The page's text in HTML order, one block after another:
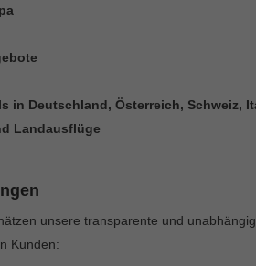
in Deutschland, Österreich, Schweiz,
Landausflüge
unsere transparente und
Kunden: